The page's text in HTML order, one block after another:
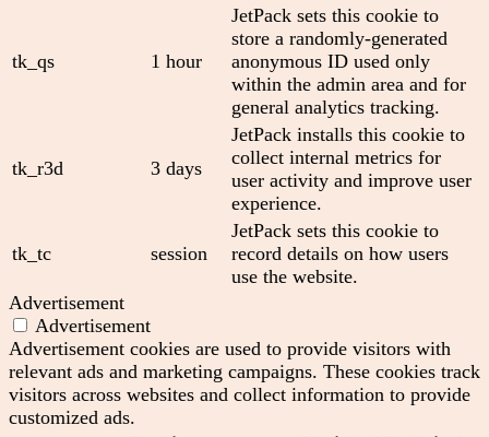
tk_qs 1 hour
JetPack sets this cookie to
store a randomly-generated
anonymous ID used only
within the admin area and for
general analytics tracking.
tk_r3d 3 days
JetPack installs this cookie to
collect internal metrics for
user activity and improve user
experience.
tk_tc session
JetPack sets this cookie to
record details on how users
use the website.
Advertisement
Advertisement
Advertisement cookies are used to provide visitors with
relevant ads and marketing campaigns. These cookies track
visitors across websites and collect information to provide
customized ads.